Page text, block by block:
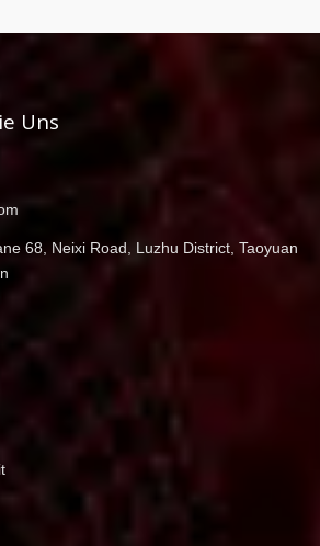
Uns
68, Neixi Road, Luzhu District, Taoyuan